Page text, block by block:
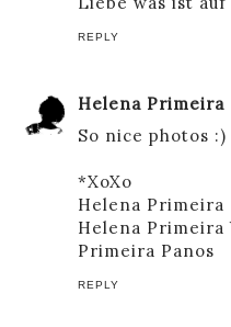
REPLY
Helena Primeira
So nice photos :)
*XoXo
Helena Primeira
Helena Primeira
Primeira Panos
REPLY